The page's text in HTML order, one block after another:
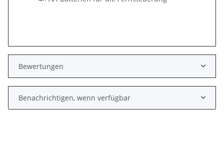
Bewertungen
Benachrichtigen, wenn verfügbar